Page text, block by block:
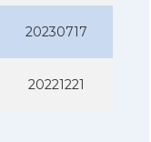
20230717
20221221